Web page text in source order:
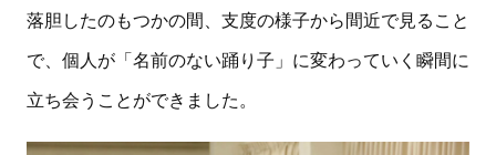
落胆したのもつかの間、支度の様子から間近で見ること
で、個人が「名前のない踊り子」に変わっていく瞬間に
立ち会うことができました。